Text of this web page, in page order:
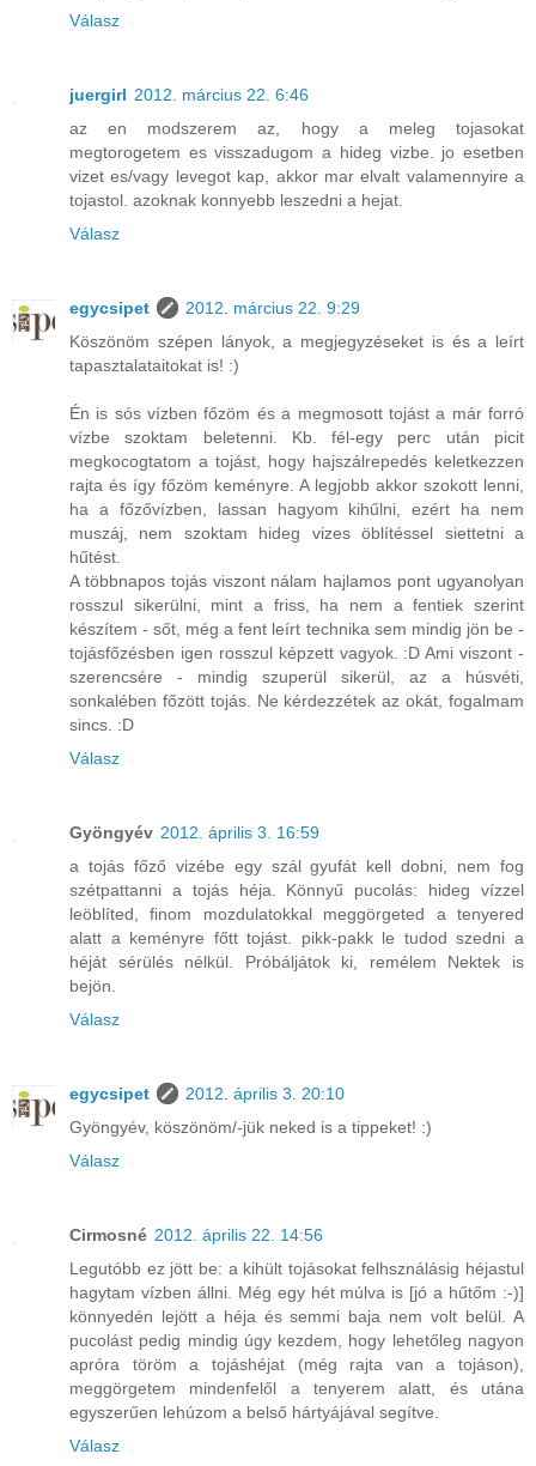
Válasz
juergirl 2012. március 22. 6:46
az en modszerem az, hogy a meleg tojasokat
megtorogetem es visszadugom a hideg vizbe. jo esetben
vizet es/vagy levegot kap, akkor mar elvalt valamennyire a
tojastol. azoknak konnyebb leszedni a hejat.
Válasz
egycsipet
2012. március 22. 9:29
Köszönöm szépen lányok, a megjegyzéseket is és a leírt
tapasztalataitokat is! :)
Én is sós vízben főzöm és a megmosott tojást a már forró
vízbe szoktam beletenni. Kb. fél-egy perc után picit
megkocogtatom a tojást, hogy hajszálrepedés keletkezzen
rajta és így főzöm keményre. A legjobb akkor szokott lenni,
ha a főzővízben, lassan hagyom kihűlni, ezért ha nem
muszáj, nem szoktam hideg vizes öblítéssel siettetni a
hűtést.
A többnapos tojás viszont nálam hajlamos pont ugyanolyan
rosszul sikerülni, mint a friss, ha nem a fentiek szerint
készítem - sőt, még a fent leírt technika sem mindig jön be -
tojásfőzésben igen rosszul képzett vagyok. :D Ami viszont -
szerencsére - mindig szuperül sikerül, az a húsvéti,
sonkalében főzött tojás. Ne kérdezzétek az okát, fogalmam
sincs. :D
Válasz
Gyöngyév 2012. április 3. 16:59
a tojás főző vizébe egy szál gyufát kell dobni, nem fog
szétpattanni a tojás héja. Könnyű pucolás: hideg vízzel
leöblíted, finom mozdulatokkal meggörgeted a tenyered
alatt a keményre főtt tojást. pikk-pakk le tudod szedni a
héját sérülés nélkül. Próbáljátok ki, remélem Nektek is
bejön.
Válasz
egycsipet
2012. április 3. 20:10
Gyöngyév, köszönöm/-jük neked is a tippeket! :)
Válasz
Cirmosné 2012. április 22. 14:56
Legutóbb ez jött be: a kihült tojásokat felhsználásig héjastul
hagytam vízben állni. Még egy hét múlva is [jó a hűtőm :-)]
könnyedén lejött a héja és semmi baja nem volt belül. A
pucolást pedig mindig úgy kezdem, hogy lehetőleg nagyon
apróra töröm a tojáshéjat (még rajta van a tojáson),
meggörgetem mindenfelől a tenyerem alatt, és utána
egyszerűen lehúzom a belső hártyájával segítve.
Válasz